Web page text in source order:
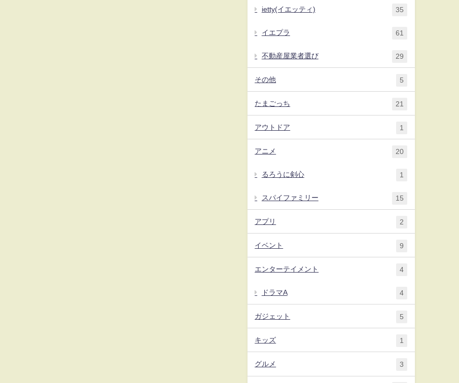
ietty(イエッティ) 35
イエプラ 61
不動産屋業者選び 29
その他 5
たまごっち 21
アウトドア 1
アニメ 20
るろうに剣心 1
スパイファミリー 15
アプリ 2
イベント 9
エンターテイメント 4
ドラマA 4
ガジェット 5
キッズ 1
グルメ 3